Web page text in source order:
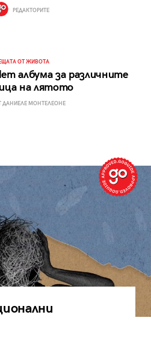
РЕДАКТОРИТЕ
ОТ ЖИВОТА
албума за различните
на лятото
ДАНИЕЛЕ МОНТЕЛЕОНЕ